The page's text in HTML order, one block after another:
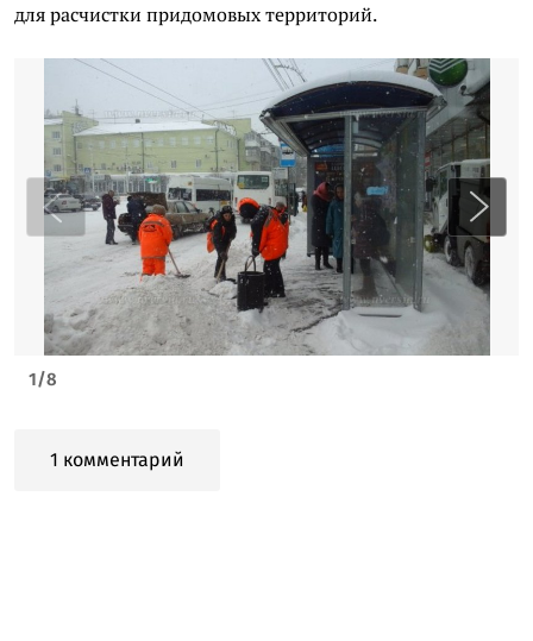
для расчистки придомовых территорий.
1/8
1 комментарий